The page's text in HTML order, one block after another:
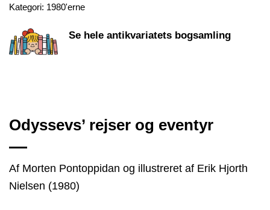
Kategori: 1980'erne
Se hele antikvariatets bogsamling
Odyssevs’ rejser og eventyr
Af Morten Pontoppidan og illustreret af Erik Hjorth
Nielsen (1980)